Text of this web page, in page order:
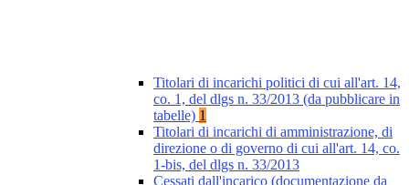
Titolari di incarichi politici di cui all'art. 14,
co. 1, del dlgs n. 33/2013 (da pubblicare in
tabelle) 1
Titolari di incarichi di amministrazione, di
direzione o di governo di cui all'art. 14, co.
1-bis, del dlgs n. 33/2013
Cessati dall'incarico (documentazione da